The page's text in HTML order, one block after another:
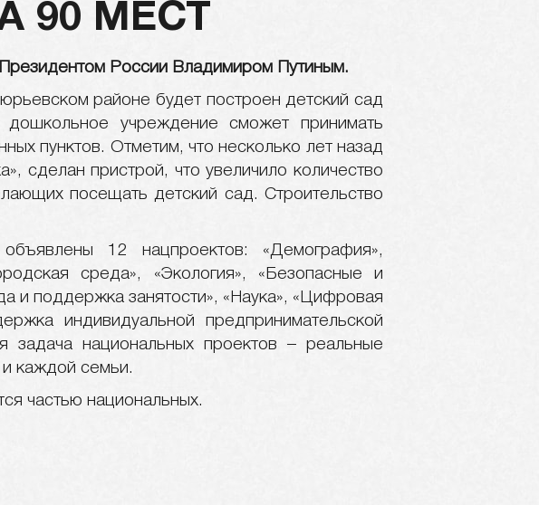
90 МЕСТ
России Владимиром Путиным.
районе будет построен детский сад
учреждение сможет принимать
пунктов. Отметим, что несколько лет назад
сделан пристрой, что увеличило количество
посещать детский сад. Строительство
12 нацпроектов: «Демография»,
среда», «Экология», «Безопасные и
и поддержка занятости», «Наука», «Цифровая
индивидуальной предпринимательской
задача национальных проектов – реальные
каждой семьи.
частью национальных.